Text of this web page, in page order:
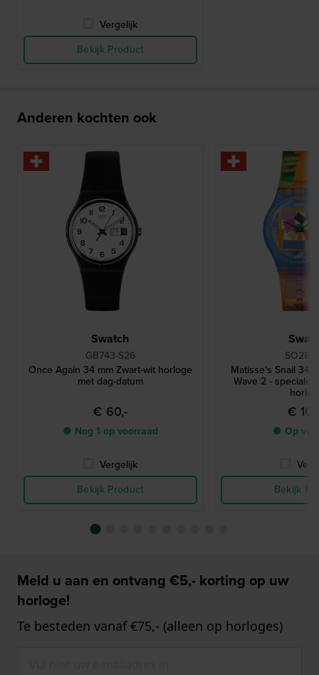
Vergelijk
Bekijk Product
Anderen kochten ook
Swatch
GB743-S26
Once Again 34 mm Zwart-wit horloge
met dag-datum
€ 60,-
● Nog 1 op voorraad
Vergelijk
Bekijk Product
Matisse's Snail 34
Wave 2 - speciale
€
● Op
Bekijk
Meld u aan en ontvang €5,- korting op uw
horloge!
Te besteden vanaf €75,- (alleen op horloges)